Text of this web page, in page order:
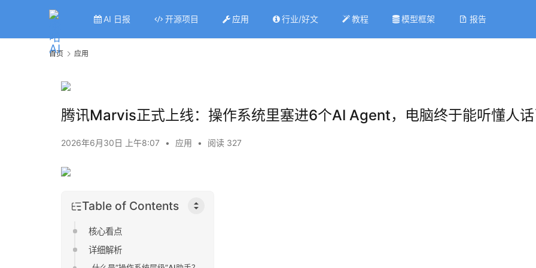
AI 日报 开源项目 应用 行业/好文 教程 模型框架 报告
首页 应用
腾讯Marvis正式上线：操作系统里塞进6个AI Agent，电脑终于能听懂人话
2026年6月30日 上午8:07 • 应用 • 阅读 327
Table of Contents
核心看点
详细解析